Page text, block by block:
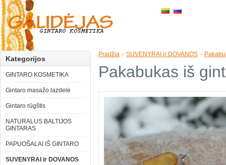
Kategorijos
GINTARO KOSMETIKA
Gintaro masažo lazdelė
Gintaro rūgštis
NATURALUS BALTIJOS
GINTARAS
PAPUOŠALAI IŠ GINTARO
SUVENYRAI ir DOVANOS
Pradžia » SUVENYRAI ir DOVANOS »
Pakabukas iš